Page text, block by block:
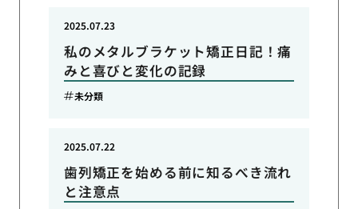
私のメタルブラケット矯正日記！痛
みと喜びと変化の記録
2025.07.23
未分類
歯列矯正を始める前に知るべき流れ
と注意点
2025.07.22